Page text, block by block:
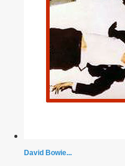
David Bowie...